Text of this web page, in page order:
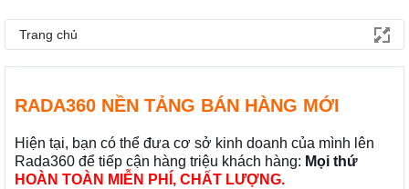
Trang chủ
RADA360 NỀN TẢNG BÁN HÀNG MỚI
Hiện tại, bạn có thể đưa cơ sở kinh doanh của mình lên
Rada360 để tiếp cận hàng triệu khách hàng: Mọi thứ
HOÀN TOÀN MIỄN PHÍ, CHẤT LƯỢNG.